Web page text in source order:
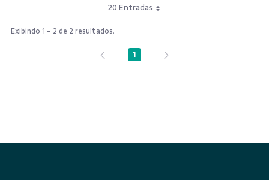
20 Entradas
Exibindo 1 - 2 de 2 resultados.
Página
1